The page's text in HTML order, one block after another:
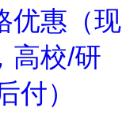
优惠（现
高校/研
付）